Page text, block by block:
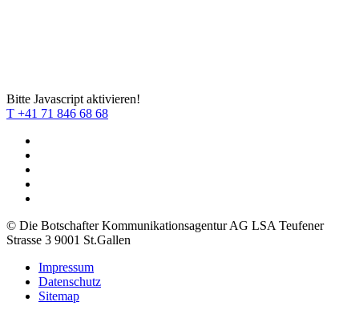
Bitte Javascript aktivieren!
T +41 71 846 68 68
© Die Botschafter Kommunikationsagentur AG LSA Teufener
Strasse 3 9001 St.Gallen
Impressum
Datenschutz
Sitemap